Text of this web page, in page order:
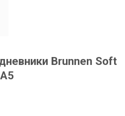
Brunnen Soft